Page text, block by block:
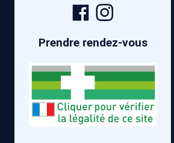
Page
Facebook
Prendre rendez-vous